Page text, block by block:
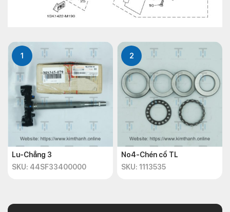
1
Lu-Chẳng 3
SKU: 44SF33400000
2
No4-Chén cổ TL
SKU: 1113535